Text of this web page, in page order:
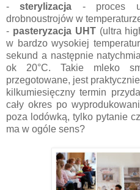
-sterylizacja - proces
drobnoustrojów w
- pasteryzacja UHT(ultra
w bardzo wysokiej
sekund a następnie
ok 20°C. Takie mleko
przegotowane, jest
kilkumiesięczny termin
cały okres po
poza lodówką, tylko pytanie
ma w ogóle sens?